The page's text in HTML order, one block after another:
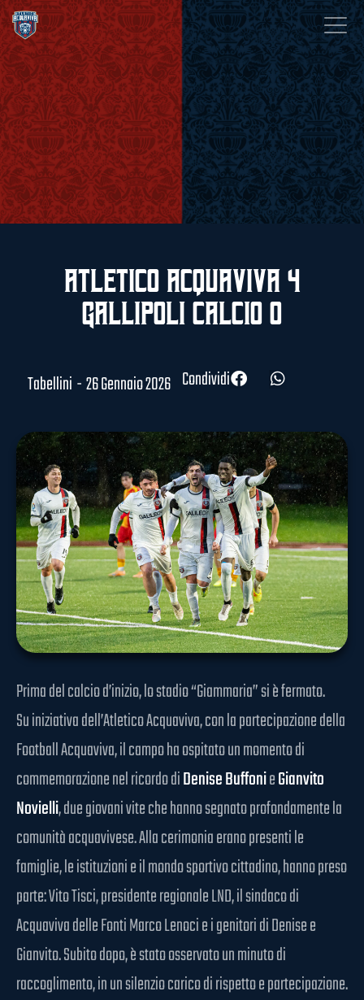
Atletico Acquaviva 4
Gallipoli Calcio 0
Tabellini -26 Gennaio 2026 Condividi
Prima del calcio d’inizio, lo stadio “Giammaria” si è fermato.
Su iniziativa dell’Atletico Acquaviva, con la partecipazione della
Football Acquaviva, il campo ha ospitato un momento di
commemorazione nel ricordo diDenise BuffonieGianvito
Novielli, due giovani vite che hanno segnato profondamente la
comunità acquavivese. Alla cerimonia erano presenti le
famiglie, le istituzioni e il mondo sportivo cittadino, hanno preso
parte: Vito Tisci, presidente regionale LND, il sindaco di
Acquaviva delle Fonti Marco Lenoci e i genitori di Denise e
Gianvito. Subito dopo, è stato osservato un minuto di
raccoglimento, in un silenzio carico di rispetto e partecipazione.